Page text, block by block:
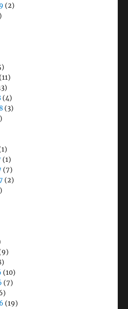
(2)
(11)
(4)
(3)
(1)
(7)
(2)
(10)
(7)
(19)